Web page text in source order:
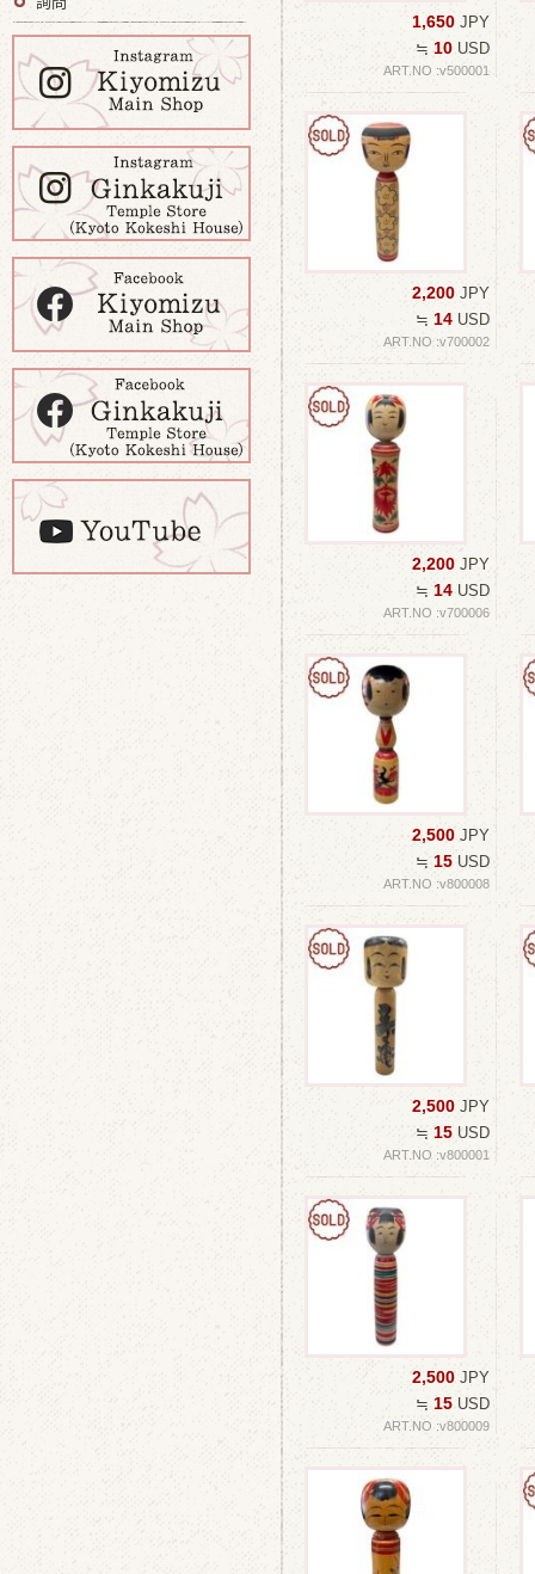
1,650 JPY
≒ 10 USD
ART.NO :v500001
2,200 JPY
≒ 14 USD
ART.NO :v700002
2,200 JPY
≒ 14 USD
ART.NO :v700006
2,500 JPY
≒ 15 USD
ART.NO :v800008
2,500 JPY
≒ 15 USD
ART.NO :v800001
2,500 JPY
≒ 15 USD
ART.NO :v800009